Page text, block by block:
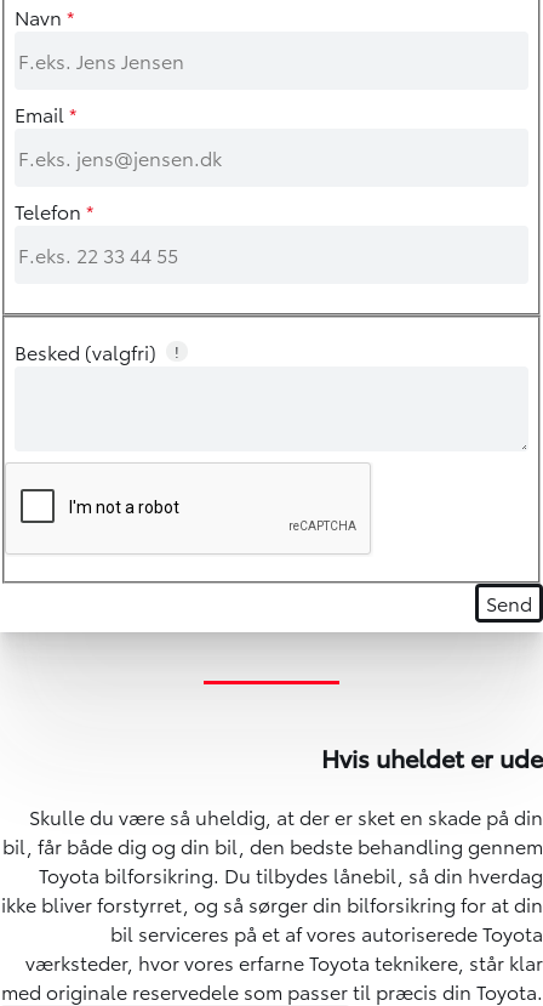
Navn *
Email *
Telefon *
Besked (valgfri) !
Hvis uheldet er ude
Skulle du være så uheldig, at der er sket en skade på din
bil, får både dig og din bil, den bedste behandling gennem
Toyota bilforsikring. Du tilbydes lånebil, så din hverdag
ikke bliver forstyrret, og så sørger din bilforsikring for at din
bil serviceres på et af vores autoriserede Toyota
værksteder, hvor vores erfarne Toyota teknikere, står klar
med originale reservedele som passer til præcis din Toyota.